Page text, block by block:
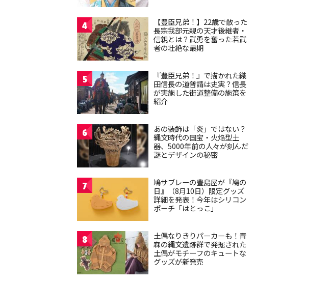
4
【豊臣兄弟！】22歳で散った
長宗我部元親の天才後継者・
信親とは？武勇を奮った若武
者の壮絶な最期
5
『豊臣兄弟！』で描かれた織
田信長の道普請は史実？信長
が実施した街道整備の施策を
紹介
6
あの装飾は「炎」ではない？
縄文時代の国宝・火焔型土
器、5000年前の人々が刻んだ
謎とデザインの秘密
7
鳩サブレーの豊島屋が『鳩の
日』（8月10日）限定グッズ
詳細を発表！今年はシリコン
ポーチ「はとっこ」
8
土偶なりきりパーカーも！青
森の縄文遺跡群で発掘された
土偶がモチーフのキュートな
グッズが新発売